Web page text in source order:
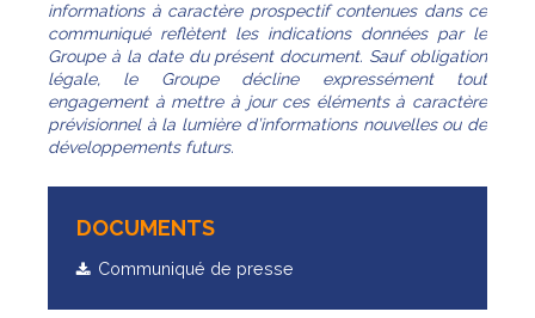
informations à caractère prospectif contenues dans ce
communiqué reflètent les indications données par le
Groupe à la date du présent document. Sauf obligation
légale, le Groupe décline expressément tout
engagement à mettre à jour ces éléments à caractère
prévisionnel à la lumière d’informations nouvelles ou de
développements futurs.
DOCUMENTS
Communiqué de presse